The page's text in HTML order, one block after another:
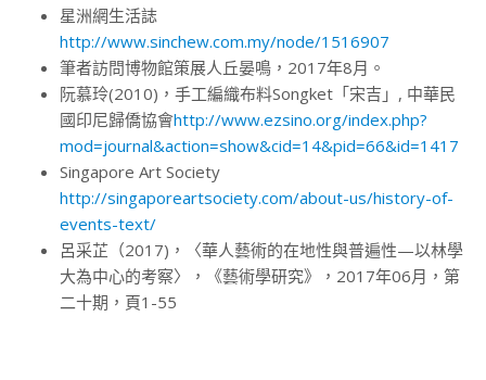
星洲網生活誌
http://www.sinchew.com.my/node/1516907
筆者訪問博物館策展人丘晏鳴，2017年8月。
阮慕玲(2010)，手工編織布料Songket「宋吉」, 中華民
國印尼歸僑協會http://www.ezsino.org/index.php?
mod=journal&action=show&cid=14&pid=66&id=1417
Singapore Art Society
http://singaporeartsociety.com/about-us/history-of-
events-text/
呂采芷（2017)，〈華人藝術的在地性與普遍性—以林學
大為中心的考察〉，《藝術學研究》，2017年06月，第
二十期，頁1-55